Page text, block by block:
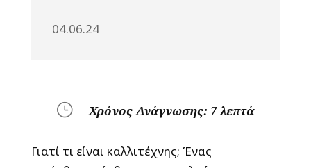
04.06.24
} Χρόνος Ανάγνωσης: 7λεπτά
Γιατί τι είναι καλλιτέχνης; Ένας